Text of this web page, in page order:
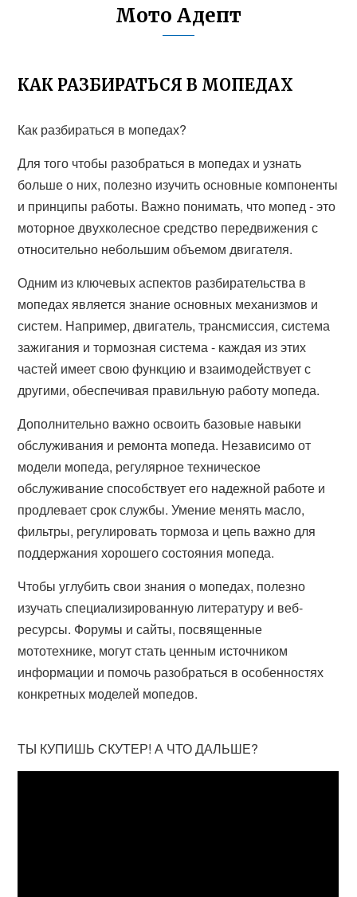
Мото Адепт
КАК РАЗБИРАТЬСЯ В МОПЕДАХ
Как разбираться в мопедах?
Для того чтобы разобраться в мопедах и узнать
больше о них, полезно изучить основные компоненты
и принципы работы. Важно понимать, что мопед - это
моторное двухколесное средство передвижения с
относительно небольшим объемом двигателя.
Одним из ключевых аспектов разбирательства в
мопедах является знание основных механизмов и
систем. Например, двигатель, трансмиссия, система
зажигания и тормозная система - каждая из этих
частей имеет свою функцию и взаимодействует с
другими, обеспечивая правильную работу мопеда.
Дополнительно важно освоить базовые навыки
обслуживания и ремонта мопеда. Независимо от
модели мопеда, регулярное техническое
обслуживание способствует его надежной работе и
продлевает срок службы. Умение менять масло,
фильтры, регулировать тормоза и цепь важно для
поддержания хорошего состояния мопеда.
Чтобы углубить свои знания о мопедах, полезно
изучать специализированную литературу и веб-
ресурсы. Форумы и сайты, посвященные
мототехнике, могут стать ценным источником
информации и помочь разобраться в особенностях
конкретных моделей мопедов.
ТЫ КУПИШЬ СКУТЕР! А ЧТО ДАЛЬШЕ?